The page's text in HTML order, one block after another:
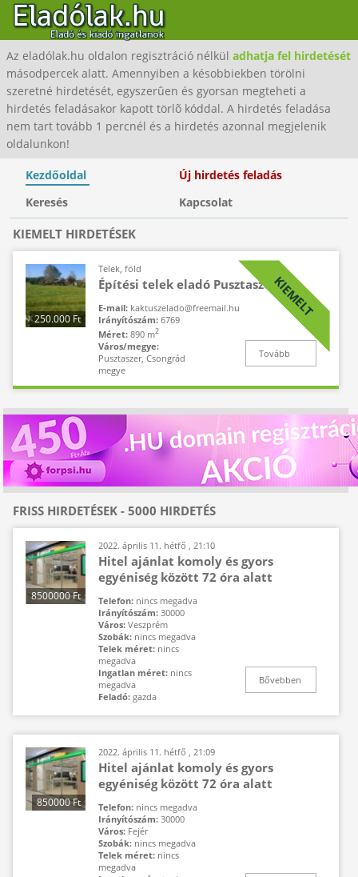
Az eladólak.hu oldalon regisztráció nélkül adhatja fel hirdetését
másodpercek alatt. Amennyiben a késobbiekben törölni
szeretné hirdetését, egyszerûen és gyorsan megteheti a
hirdetés feladásakor kapott törlõ kóddal. A hirdetés feladása
nem tart tovább 1 percnél és a hirdetés azonnal megjelenik
oldalunkon!
Kezdőoldal
Új hirdetés feladás
Keresés
Kapcsolat
KIEMELT HIRDETÉSEK
250.000 Ft KIEMELT
Telek, föld
Építési telek eladó Pusztaszeren
E-mail: kaktuszelado@freemail.hu
Irányítószám: 6769
Méret: 890 m2
Város/megye:
Pusztaszer, Csongrád
megye
Tovább
FRISS HIRDETÉSEK - 5000 HIRDETÉS
8500000 Ft
2022. április 11. hétfő , 21:10
Hitel ajánlat komoly és gyors
egyéniség között 72 óra alatt
Telefon: nincs megadva
Irányítószám: 30000
Város: Veszprém
Szobák: nincs megadva
Telek méret: nincs
megadva
Ingatlan méret: nincs
megadva
Feladó: gazda
Bővebben
850000 Ft
2022. április 11. hétfő , 21:09
Hitel ajánlat komoly és gyors
egyéniség között 72 óra alatt
Telefon: nincs megadva
Irányítószám: 30000
Város: Fejér
Szobák: nincs megadva
Telek méret: nincs
megadva